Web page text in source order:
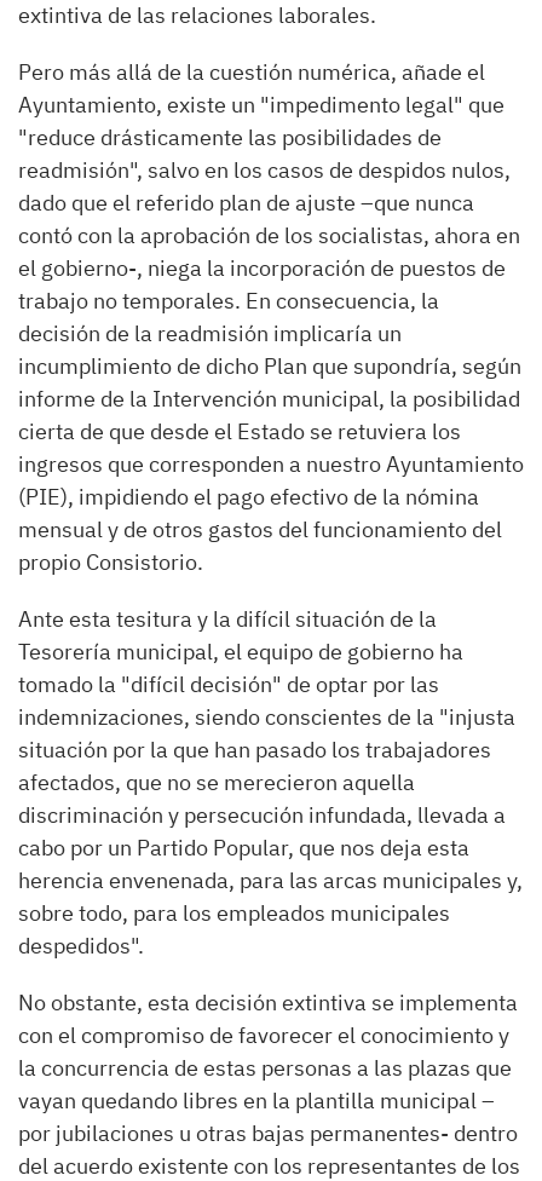
extintiva de las relaciones laborales.
Pero más allá de la cuestión numérica, añade el
Ayuntamiento, existe un "impedimento legal" que
"reduce drásticamente las posibilidades de
readmisión", salvo en los casos de despidos nulos,
dado que el referido plan de ajuste –que nunca
contó con la aprobación de los socialistas, ahora en
el gobierno-, niega la incorporación de puestos de
trabajo no temporales. En consecuencia, la
decisión de la readmisión implicaría un
incumplimiento de dicho Plan que supondría, según
informe de la Intervención municipal, la posibilidad
cierta de que desde el Estado se retuviera los
ingresos que corresponden a nuestro Ayuntamiento
(PIE), impidiendo el pago efectivo de la nómina
mensual y de otros gastos del funcionamiento del
propio Consistorio.
Ante esta tesitura y la difícil situación de la
Tesorería municipal, el equipo de gobierno ha
tomado la "difícil decisión" de optar por las
indemnizaciones, siendo conscientes de la "injusta
situación por la que han pasado los trabajadores
afectados, que no se merecieron aquella
discriminación y persecución infundada, llevada a
cabo por un Partido Popular, que nos deja esta
herencia envenenada, para las arcas municipales y,
sobre todo, para los empleados municipales
despedidos".
No obstante, esta decisión extintiva se implementa
con el compromiso de favorecer el conocimiento y
la concurrencia de estas personas a las plazas que
vayan quedando libres en la plantilla municipal –
por jubilaciones u otras bajas permanentes- dentro
del acuerdo existente con los representantes de los